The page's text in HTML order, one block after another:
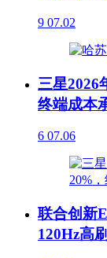
9 07.02
三星2026
终端成本
6 07.06
联合创新
120Hz高